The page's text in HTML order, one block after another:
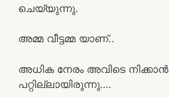
ചെയ്യുന്നു.
അമ്മ വീട്ടമ്മ യാണ്..
അധിക നേരം അവിടെ നിക്കാൻ
പറ്റില്ലായിരുന്നു….